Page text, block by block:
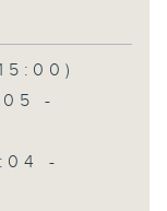
-
-